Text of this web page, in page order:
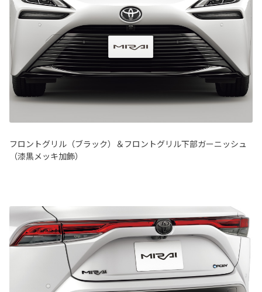
フロントグリル（ブラック）＆フロントグリル下部ガーニッシュ
（漆黒メッキ加飾）